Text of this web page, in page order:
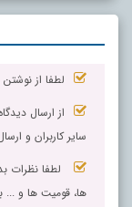
لطفا از
از ارسال
سایر کاربران و
لطفا نظرات
ها، قومیت ها و ...